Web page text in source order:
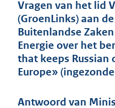
Vragen van het lid
(GroenLinks) aan
Buitenlandse
Energie over het
that keeps
Europe»
Antwoord van